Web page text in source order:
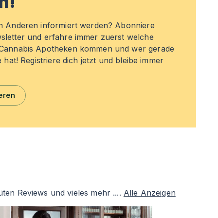
Anderen informiert werden? Abonniere
und erfahre immer zuerst welche
Apotheken kommen und wer gerade
hat! Registriere dich jetzt und bleibe immer
Reviews und vieles mehr .... Alle Anzeigen